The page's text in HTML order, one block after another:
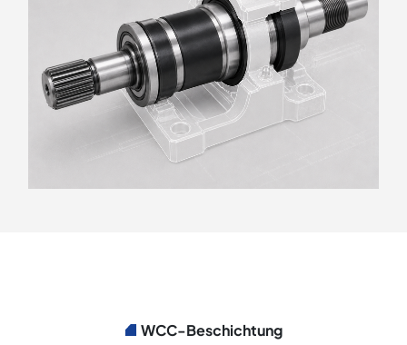
WCC-Beschichtung